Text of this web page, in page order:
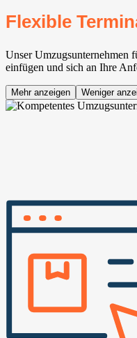
Flexible
Unser Umzugsunternehmen
einfügen und sich an Ihre
Mehr anzeigen Weniger